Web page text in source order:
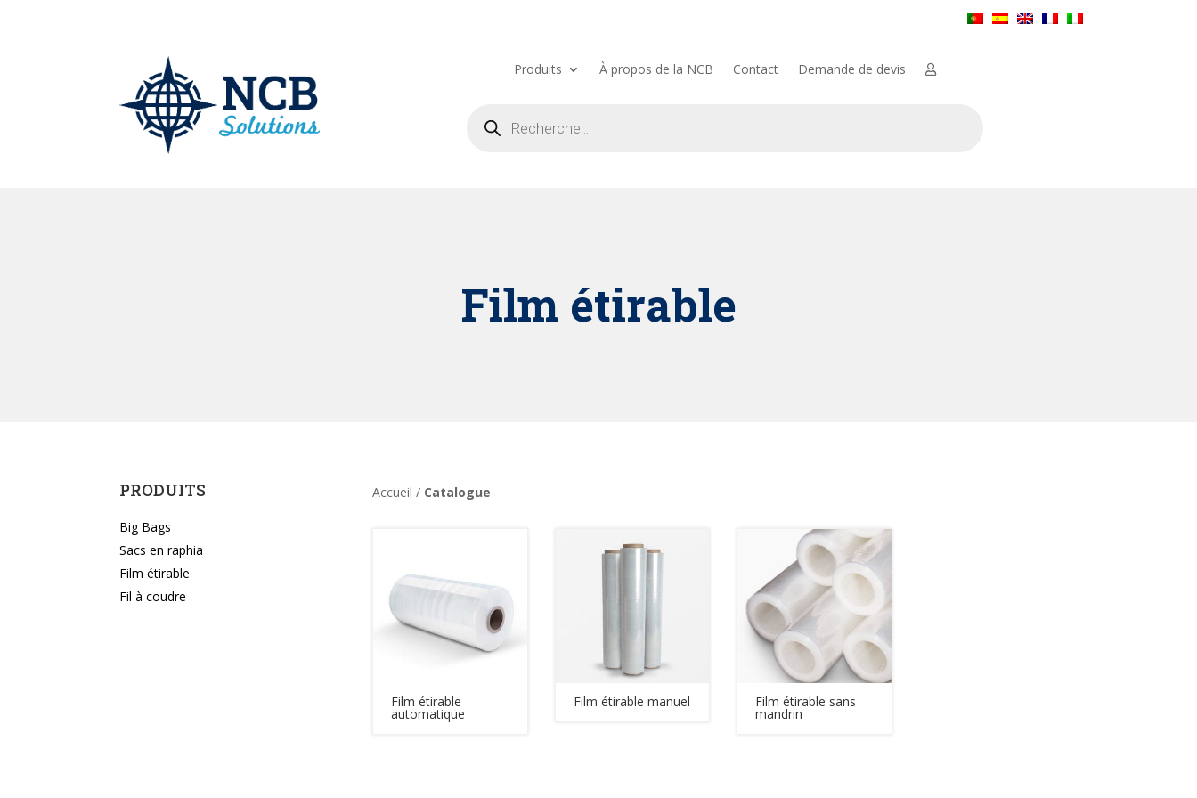
Produits À propos de la NCB Contact Demande de devis
produits
Film étirable
PRODUITS
Big Bags
Sacs en raphia
Film étirable
Fil à coudre
Accueil / Catalogue
Film étirable
automatique
Film étirable manuel Film étirable sans
mandrin